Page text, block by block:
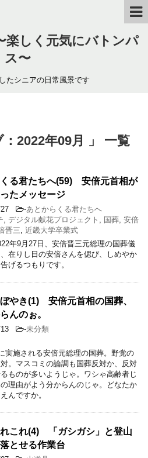
楽しく元気にバトンパ
ス〜
たシニアの日常風景です
：2022年09月 」 一覧
る君たちへ(59) 安倍元首相が
たメッセージ
-あとからくる君たちへ
デジタル献花プロジェクト 国葬 安倍
晋三 近畿大学卒業式
年9月27日、安倍晋三元総理の国葬儀
在りし日の安倍さんを偲び、しめやか
げるつもりです。
やき(1) 安倍元首相の国葬、
んのぉ。
-未分類
実施される安倍元総理の国葬。野党の
。マスコミの論調も国葬反対か、反対
ものが多いようじゃ。ワシゃ高齢者じ
理由がよう分からんのじゃ。どなたか
んですか。
これ(4) 「ガシガシ」と登山
とせる作業台